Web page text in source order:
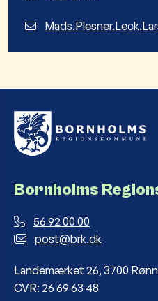
Bornholms
56 92 00 00
post@brk.dk
Landemærket 26, 3700
CVR: 26 69 63 48